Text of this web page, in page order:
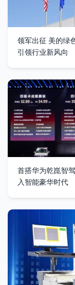
领军出征 美的绿
引领行业新风向
首搭华为乾崑智
入智能豪华时代